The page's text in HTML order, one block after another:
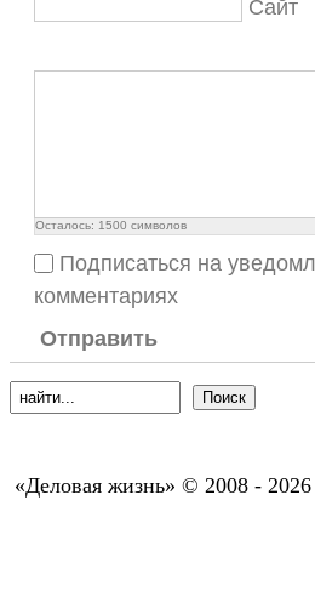
Сайт
Осталось: 1500 символов
Подписаться на
комментариях
Отправить
«Деловая жизнь» © 2008 -